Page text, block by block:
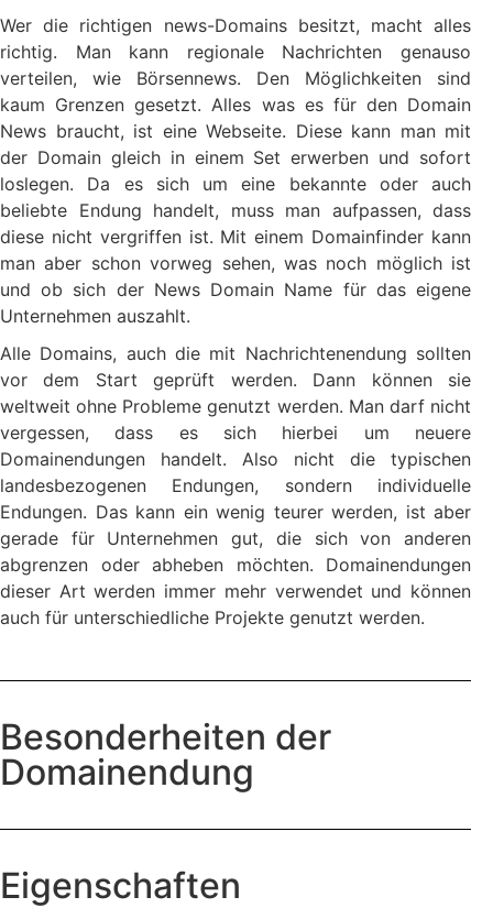
Wer die richtigen news-Domains besitzt, macht alles
richtig. Man kann regionale Nachrichten genauso
verteilen, wie Börsennews. Den Möglichkeiten sind
kaum Grenzen gesetzt. Alles was es für den Domain
News braucht, ist eine Webseite. Diese kann man mit
der Domain gleich in einem Set erwerben und sofort
loslegen. Da es sich um eine bekannte oder auch
beliebte Endung handelt, muss man aufpassen, dass
diese nicht vergriffen ist. Mit einem Domainfinder kann
man aber schon vorweg sehen, was noch möglich ist
und ob sich der News Domain Name für das eigene
Unternehmen auszahlt.
Alle Domains, auch die mit Nachrichtenendung sollten
vor dem Start geprüft werden. Dann können sie
weltweit ohne Probleme genutzt werden. Man darf nicht
vergessen, dass es sich hierbei um neuere
Domainendungen handelt. Also nicht die typischen
landesbezogenen Endungen, sondern individuelle
Endungen. Das kann ein wenig teurer werden, ist aber
gerade für Unternehmen gut, die sich von anderen
abgrenzen oder abheben möchten. Domainendungen
dieser Art werden immer mehr verwendet und können
auch für unterschiedliche Projekte genutzt werden.
Besonderheiten der
Domainendung
Eigenschaften